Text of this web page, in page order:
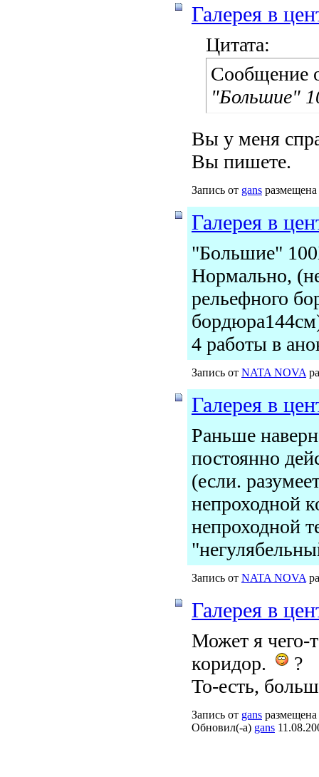
Галерея в
Цитата:
Сообщение
"Большие"
Вы у меня
Вы пишете.
Запись от gans
Галерея в
"Большие"
Нормально,
рельефного
4 работы в
Запись от NATA NOVA
Галерея в
Раньше
постоянно
(если.
непроходной
непроходной
Запись от NATA NOVA
Галерея в
Может я чего-
коридор.
?
То-есть,
Запись от gans
Обновил(-а) gans